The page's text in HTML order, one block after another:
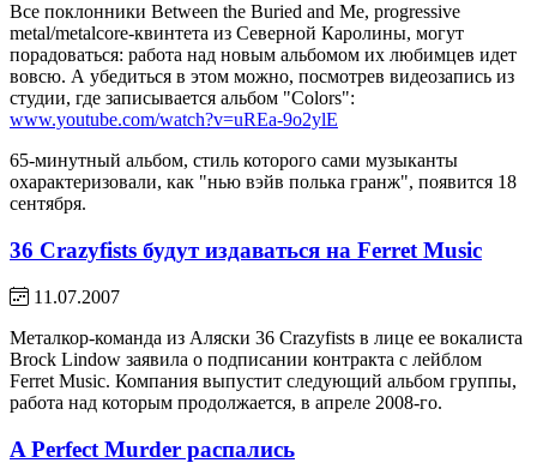
Все поклонники Between the Buried and Me, progressive
metal/metalcore-квинтета из Северной Каролины, могут
порадоваться: работа над новым альбомом их любимцев идет
вовсю. А убедиться в этом можно, посмотрев видеозапись из
студии, где записывается альбом "Colors":
www.youtube.com/watch?v=uREa-9o2ylE
65-минутный альбом, стиль которого сами музыканты
охарактеризовали, как "нью вэйв полька гранж", появится 18
сентября.
36 Crazyfists будут издаваться на Ferret Music
11.07.2007
Металкор-команда из Аляски 36 Crazyfists в лице ее вокалиста
Brock Lindow заявила о подписании контракта с лейблом
Ferret Music. Компания выпустит следующий альбом группы,
работа над которым продолжается, в апреле 2008-го.
A Perfect Murder распались